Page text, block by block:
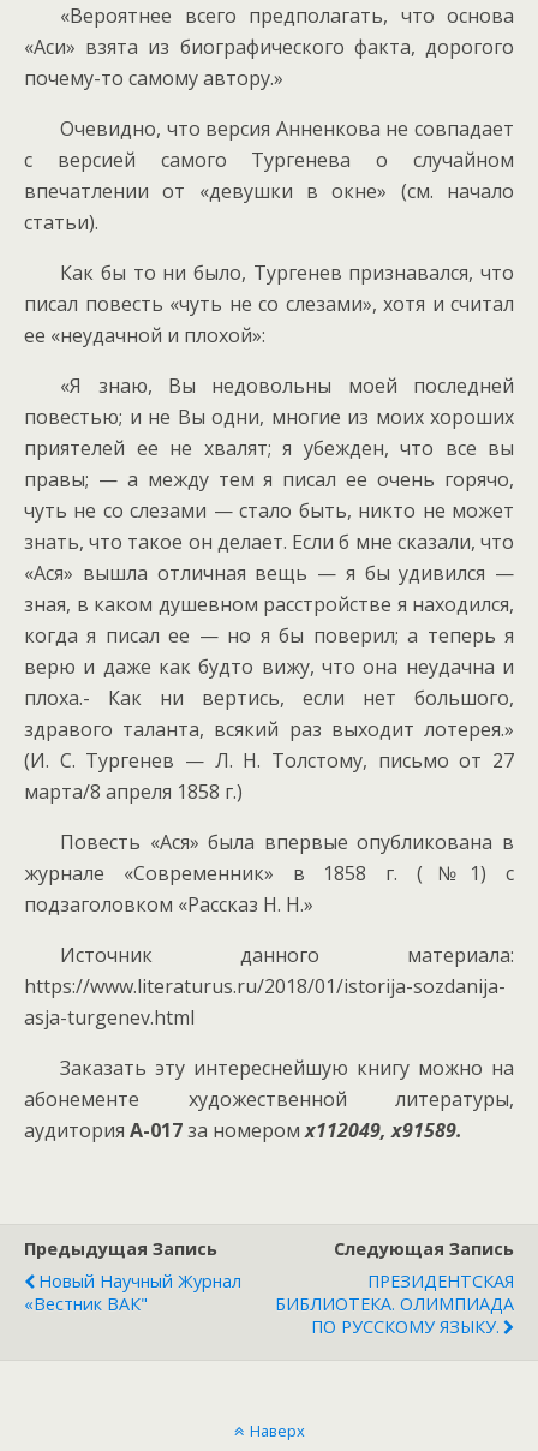
«Вероятнее всего предполагать, что основа
«Аси» взята из биографического факта, дорогого
почему-то самому автору.»
Очевидно, что версия Анненкова не совпадает
с версией самого Тургенева о случайном
впечатлении от «девушки в окне» (см. начало
статьи).
Как бы то ни было, Тургенев признавался, что
писал повесть «чуть не со слезами», хотя и считал
ее «неудачной и плохой»:
«Я знаю, Вы недовольны моей последней
повестью; и не Вы одни, многие из моих хороших
приятелей ее не хвалят; я убежден, что все вы
правы; — а между тем я писал ее очень горячо,
чуть не со слезами — стало быть, никто не может
знать, что такое он делает. Если б мне сказали, что
«Ася» вышла отличная вещь — я бы удивился —
зная, в каком душевном расстройстве я находился,
когда я писал ее — но я бы поверил; а теперь я
верю и даже как будто вижу, что она неудачна и
плоха.- Как ни вертись, если нет большого,
здравого таланта, всякий раз выходит лотерея.»
(И. С. Тургенев — Л. Н. Толстому, письмо от 27
марта/8 апреля 1858 г.)
Повесть «Ася» была впервые опубликована в
журнале «Современник» в 1858 г. (№1) с
подзаголовком «Рассказ Н. Н.»
Источник данного материала:
https://www.literaturus.ru/2018/01/istorija-sozdanija-
asja-turgenev.html
Заказать эту интереснейшую книгу можно на
абонементе художественной литературы,
аудитория А-017за номеромх112049, х91589.
Предыдущая Запись
Новый Научный Журнал
«Вестник ВАК"
Следующая Запись
ПРЕЗИДЕНТСКАЯ
БИБЛИОТЕКА. ОЛИМПИАДА
ПО РУССКОМУ ЯЗЫКУ.
Наверх